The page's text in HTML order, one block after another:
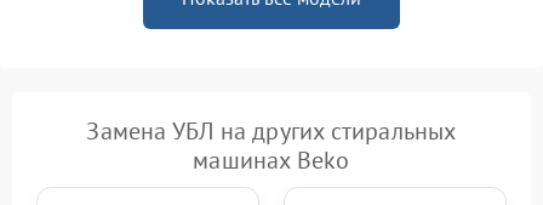
Замена УБЛ на других стиральных
машинах Beko